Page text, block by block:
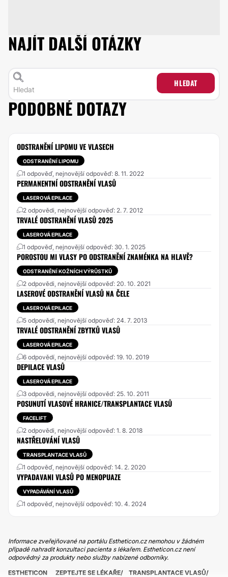
NAJÍT DALŠÍ OTÁZKY
HLEDAT
PODOBNÉ DOTAZY
ODSTRANĚNÍ LIPOMU VE VLASECH
ODSTRANĚNÍ LIPOMU
1 odpověď, nejnovější odpověď: 8. 11. 2022
PERMANENTNÍ ODSTRANĚNÍ VLASŮ
LASEROVÁ EPILACE
2 odpovědi, nejnovější odpověď: 2. 7. 2012
TRVALÉ ODSTRANĚNÍ VLASŮ 2025
LASEROVÁ EPILACE
1 odpověď, nejnovější odpověď: 30. 1. 2025
POROSTOU MI VLASY PO ODSTRANĚNÍ ZNAMÉNKA NA HLAVĚ?
ODSTRANĚNÍ KOŽNÍCH VÝRŮSTKŮ
2 odpovědi, nejnovější odpověď: 20. 10. 2021
LASEROVÉ ODSTRANĚNÍ VLASŮ NA ČELE
LASEROVÁ EPILACE
5 odpovědí, nejnovější odpověď: 24. 7. 2013
TRVALÉ ODSTRANĚNÍ ZBYTKŮ VLASŮ
LASEROVÁ EPILACE
6 odpovědí, nejnovější odpověď: 19. 10. 2019
DEPILACE VLASŮ
LASEROVÁ EPILACE
3 odpovědi, nejnovější odpověď: 25. 10. 2011
POSUNUTÍ VLASOVÉ HRANICE/TRANSPLANTACE VLASŮ
FACELIFT
2 odpovědi, nejnovější odpověď: 1. 8. 2018
NASTŘELOVÁNÍ VLASŮ
TRANSPLANTACE VLASŮ
1 odpověď, nejnovější odpověď: 14. 2. 2020
VYPADAVANI VLASŮ PO MENOPUAZE
VYPADÁVÁNÍ VLASŮ
1 odpověď, nejnovější odpověď: 10. 4. 2024
Informace zveřejňované na portálu Estheticon.cz nemohou v žádném
případě nahradit konzultaci pacienta s lékařem. Estheticon.cz není
odpovědný za produkty nebo služby nabízené odborníky.
ESTHETICON ZEPTEJTE SE LÉKAŘE
TRANSPLANTACE VLASŮ